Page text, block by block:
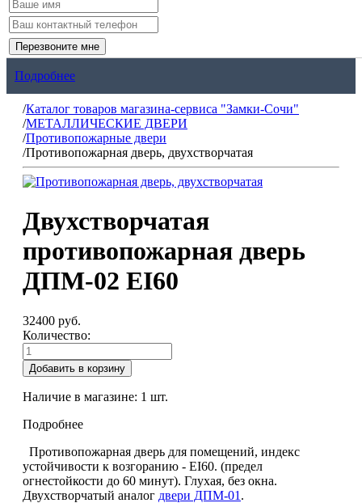
Перезвоните мне
Подробнее
/Каталог товаров магазина-сервиса "Замки-Сочи"
/МЕТАЛЛИЧЕСКИЕ ДВЕРИ
/Противопожарные двери
/Противопожарная дверь, двухстворчатая
Двухстворчатая
противопожарная дверь
ДПМ-02 EI60
32400 руб.
Количество:
Добавить в корзину
Наличие в магазине: 1 шт.
Подробнее
Противопожарная дверь для помещений, индекс
устойчивости к возгоранию - EI60. (предел
огнестойкости до 60 минут). Глухая, без окна.
Двухстворчатый аналог двери ДПМ-01 .